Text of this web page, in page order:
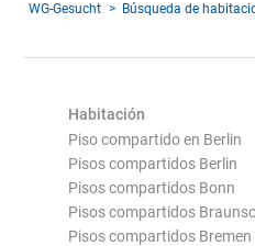
WG-Gesucht Búsqueda de
Habitación
Piso compartido en Berlin
Pisos compartidos Berlin
Pisos compartidos Bonn
Pisos compartidos
Pisos compartidos Bremen